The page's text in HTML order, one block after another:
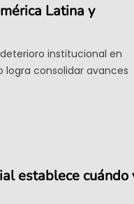
Latina y
institucional en
consolidar avances
establece cuándo